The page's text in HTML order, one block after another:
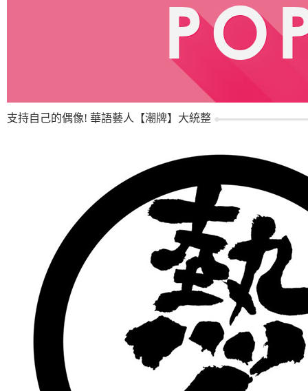
支持自己的偶像! 華語藝人【潮牌】大統整